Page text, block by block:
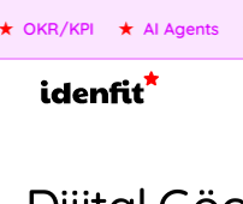
KPI ★ AI Agents ★